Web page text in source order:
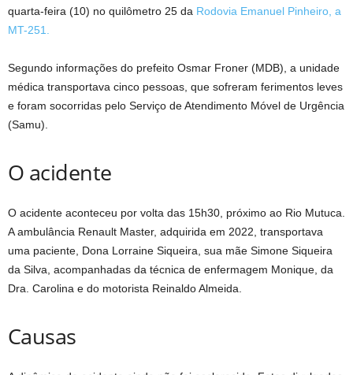
quarta-feira (10) no quilômetro 25 da Rodovia Emanuel Pinheiro, a
MT-251.
Segundo informações do prefeito Osmar Froner (MDB), a unidade
médica transportava cinco pessoas, que sofreram ferimentos leves
e foram socorridas pelo Serviço de Atendimento Móvel de Urgência
(Samu).
O acidente
O acidente aconteceu por volta das 15h30, próximo ao Rio Mutuca.
A ambulância Renault Master, adquirida em 2022, transportava
uma paciente, Dona Lorraine Siqueira, sua mãe Simone Siqueira
da Silva, acompanhadas da técnica de enfermagem Monique, da
Dra. Carolina e do motorista Reinaldo Almeida.
Causas